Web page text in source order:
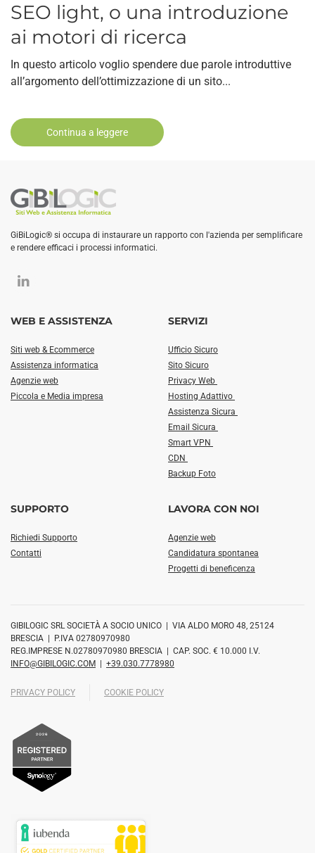
SEO light, o una introduzione
ai motori di ricerca
In questo articolo voglio spendere due parole introduttive
all’argomento dell’ottimizzazione di un sito...
Continua a leggere
GiBiLogic® si occupa di instaurare un rapporto con l'azienda per semplificare
e rendere efficaci i processi informatici.
WEB E ASSISTENZA
Siti web & Ecommerce
Assistenza informatica
Agenzie web
Piccola e Media impresa
SERVIZI
Ufficio Sicuro
Sito Sicuro
Privacy Web
Hosting Adattivo
Assistenza Sicura
Email Sicura
Smart VPN
CDN
Backup Foto
SUPPORTO
Richiedi Supporto
Contatti
LAVORA CON NOI
Agenzie web
Candidatura spontanea
Progetti di beneficenza
GIBILOGIC SRL SOCIETÀ A SOCIO UNICO | VIA ALDO MORO 48, 25124
BRESCIA | P.IVA 02780970980
REG.IMPRESE N.02780970980 BRESCIA | CAP. SOC. € 10.000 I.V.
INFO@GIBILOGIC.COM
+39.030.7778980
PRIVACY POLICY COOKIE POLICY